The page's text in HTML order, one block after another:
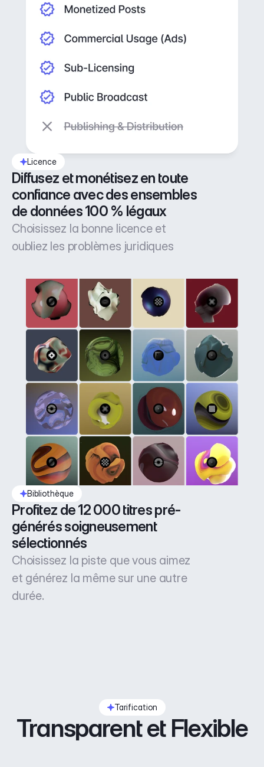
Licence
Diffusez et monétisez en toute
confiance avec des ensembles
de données 100 % légaux
Choisissez la bonne licence et
oubliez les problèmes juridiques
Bibliothèque
Profitez de 12 000 titres pré-
générés soigneusement
sélectionnés
Choisissez la piste que vous aimez
et générez la même sur une autre
durée.
Tarification
Transparent et Flexible